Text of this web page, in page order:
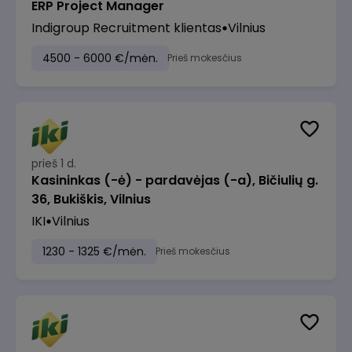
ERP Project Manager
Indigroup Recruitment klientas Vilnius
4500 - 6000 €/mėn. Prieš mokesčius
prieš 1 d.
Kasininkas (-ė) - pardavėjas (-a), Bičiulių g.
36, Bukiškis, Vilnius
IKI Vilnius
1230 - 1325 €/mėn. Prieš mokesčius